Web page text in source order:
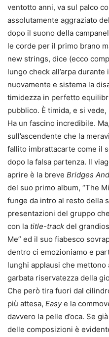
ventotto anni, va sul palco
assolutamente aggraziato
dopo il suono della
le corde per il primo brano
new strings, dice (ecco
lungo check all’arpa
nuovamente e sistema la
timidezza in perfetto
pubblico. È timida, e si
Ha un fascino incredibile.
sull’ascendente che la
fallito imbrattacarte come il
dopo la falsa partenza. Il
aprire è la breve Bridges
del suo primo album, “The
funge da intro al resto della
presentazioni del gruppo
con la title-track del
Me” ed il suo fiabesco
dentro ci emozioniamo e
lunghi applausi che
garbata riservatezza della
Che però tira fuori dal
più attesa, Easye la
davvero la pelle d’oca. Se
delle composizioni è